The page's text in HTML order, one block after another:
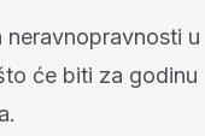
u
će biti za godinu